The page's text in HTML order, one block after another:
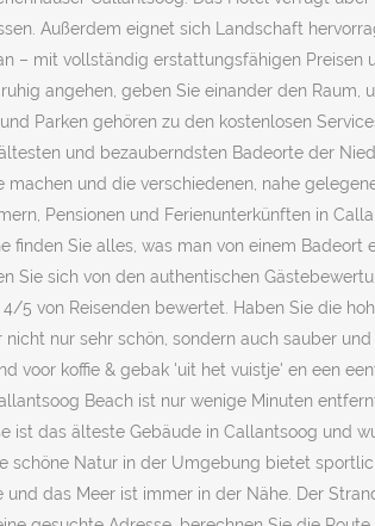
Außerdem eignet sich Landschaft
– mit vollständig erstattungsfähigen
angehen, geben Sie einander den
Parken gehören zu den kostenlosen
und bezauberndsten Badeorte der
und die verschiedenen, nahe
Pensionen und Ferienunterkünften in
Sie alles, was man von einem
Sie sich von den authentischen
von Reisenden bewertet. Haben Sie die
nur sehr schön, sondern auch sauber
voor koffie & gebak 'uit het vuistje' en een
Beach ist nur wenige Minuten
ist das älteste Gebäude in Callantsoog und
Natur in der Umgebung bietet
das Meer ist immer in der Nähe. Der